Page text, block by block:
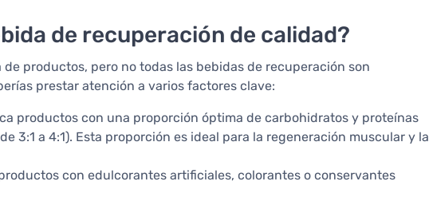
de recuperación de calidad?
productos, pero no todas las bebidas de recuperación son
prestar atención a varios factores clave:
productos con una proporción óptima de carbohidratos y proteínas
3:1 a 4:1). Esta proporción es ideal para la regeneración muscular y la
con edulcorantes artificiales, colorantes o conservantes